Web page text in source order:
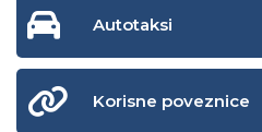
Autotaksi
Korisne poveznice